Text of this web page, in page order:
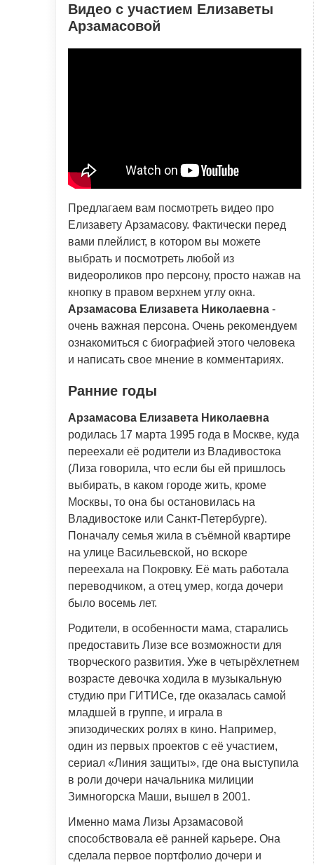
Видео с участием Елизаветы
Арзамасовой
Предлагаем вам посмотреть видео про
Елизавету Арзамасову. Фактически перед
вами плейлист, в котором вы можете
выбрать и посмотреть любой из
видеороликов про персону, просто нажав на
кнопку в правом верхнем углу окна.
Арзамасова Елизавета Николаевна -
очень важная персона. Очень рекомендуем
ознакомиться с биографией этого человека
и написать свое мнение в комментариях.
Ранние годы
Арзамасова Елизавета Николаевна
родилась 17 марта 1995 года в Москве, куда
переехали её родители из Владивостока
(Лиза говорила, что если бы ей пришлось
выбирать, в каком городе жить, кроме
Москвы, то она бы остановилась на
Владивостоке или Санкт-Петербурге).
Поначалу семья жила в съёмной квартире
на улице Васильевской, но вскоре
переехала на Покровку. Её мать работала
переводчиком, а отец умер, когда дочери
было восемь лет.
Родители, в особенности мама, старались
предоставить Лизе все возможности для
творческого развития. Уже в четырёхлетнем
возрасте девочка ходила в музыкальную
студию при ГИТИСе, где оказалась самой
младшей в группе, и играла в
эпизодических ролях в кино. Например,
один из первых проектов с её участием,
сериал «Линия защиты», где она выступила
в роли дочери начальника милиции
Зимногорска Маши, вышел в 2001.
Именно мама Лизы Арзамасовой
способствовала её ранней карьере. Она
сделала первое портфолио дочери и